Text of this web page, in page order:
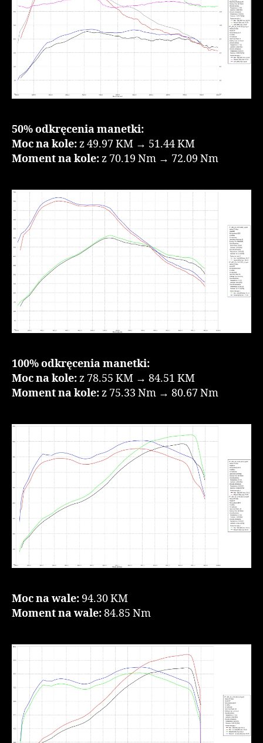
50% odkręcenia manetki:
Moc na kole:z 49.97 KM → 51.44 KM
Moment na kole:z 70.19 Nm → 72.09 Nm
100% odkręcenia manetki:
Moc na kole:z 78.55 KM → 84.51 KM
Moment na kole:z 75.33 Nm → 80.67 Nm
Moc na wale: 94.30 KM
Moment na wale:84.85 Nm